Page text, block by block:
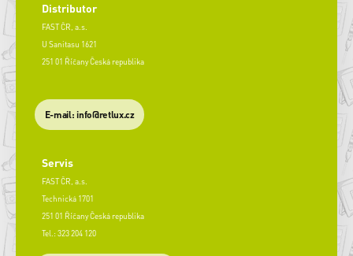
Distributor
FAST ČR, a.s.
U Sanitasu 1621
251 01 Říčany Česká republika
E-mail: info@retlux.cz
Servis
FAST ČR, a.s.
Technická 1701
251 01 Říčany Česká republika
Tel.: 323 204 120